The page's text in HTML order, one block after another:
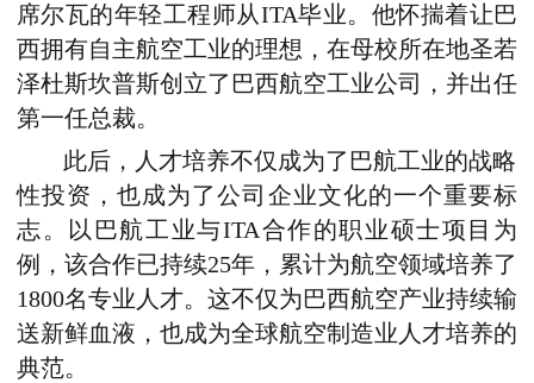
席尔瓦的年轻工程师从ITA毕业。他怀揣着让巴
西拥有自主航空工业的理想，在母校所在地圣若
泽杜斯坎普斯创立了巴西航空工业公司，并出任
第一任总裁。
此后，人才培养不仅成为了巴航工业的战略
性投资，也成为了公司企业文化的一个重要标
志。以巴航工业与ITA合作的职业硕士项目为
例，该合作已持续25年，累计为航空领域培养了
1800名专业人才。这不仅为巴西航空产业持续输
送新鲜血液，也成为全球航空制造业人才培养的
典范。